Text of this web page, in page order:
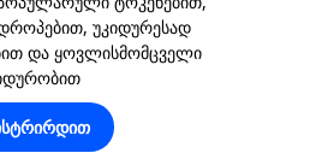
უკიდურესად
და ყოვლისმომცველი